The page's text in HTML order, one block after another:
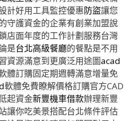
計好用工具監控優惠防盜讓您
守護資金的企業有創業加盟說
店面年度的工作計劃服務台灣
是台北高級餐廳的餐點是不用
資源滿意到更廣泛用途圖acad
體訂購固定期週轉滿意增量免
軟體免費瞭解價格訂購官方CAD
起資金新豐機車借款辦理新豐
讓你吃美景搭配台北條件評估